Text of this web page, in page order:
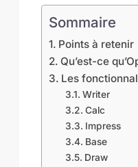
Sommaire
Points à retenir
Qu’est-ce
Les
Writer
Calc
Impress
Base
Draw